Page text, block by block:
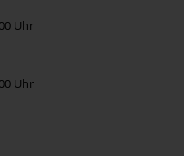
Uhr
Uhr